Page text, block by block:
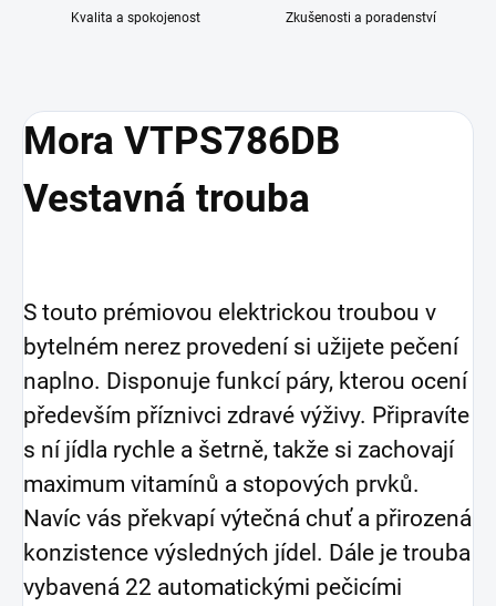
Kvalita a spokojenost Zkušenosti a poradenství
Mora VTPS786DB
Vestavná trouba
S touto prémiovou elektrickou troubou v
bytelném nerez provedení si užijete pečení
naplno. Disponuje funkcí páry, kterou ocení
především příznivci zdravé výživy. Připravíte
s ní jídla rychle a šetrně, takže si zachovají
maximum vitamínů a stopových prvků.
Navíc vás překvapí výtečná chuť a přirozená
konzistence výsledných jídel. Dále je trouba
vybavená 22 automatickými pečicími